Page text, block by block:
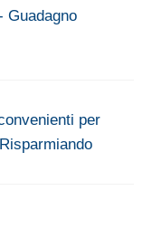
Guadagno
per